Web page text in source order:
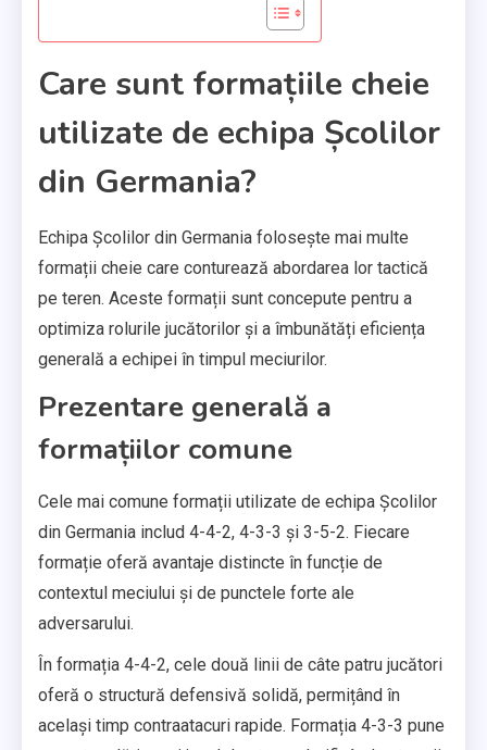
Care sunt formațiile cheie
utilizate de echipa Școlilor
din Germania?
Echipa Școlilor din Germania folosește mai multe
formații cheie care conturează abordarea lor tactică
pe teren. Aceste formații sunt concepute pentru a
optimiza rolurile jucătorilor și a îmbunătăți eficiența
generală a echipei în timpul meciurilor.
Prezentare generală a
formațiilor comune
Cele mai comune formații utilizate de echipa Școlilor
din Germania includ 4-4-2, 4-3-3 și 3-5-2. Fiecare
formație oferă avantaje distincte în funcție de
contextul meciului și de punctele forte ale
adversarului.
În formația 4-4-2, cele două linii de câte patru jucători
oferă o structură defensivă solidă, permițând în
același timp contraatacuri rapide. Formația 4-3-3 pune